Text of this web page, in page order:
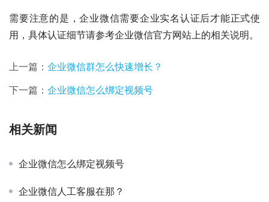
需要注意的是，企业微信需要企业实名认证后才能正式使
用，具体认证细节请参考企业微信官方网站上的相关说明。
上一篇： 企业微信群怎么快速增长？
下一篇： 企业微信怎么绑定视频号
相关新闻
企业微信怎么绑定视频号
企业微信人工客服在那？